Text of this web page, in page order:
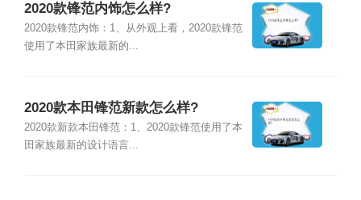
2020款锋范内饰怎么样?
2020款锋范内饰：1、从外观上看，2020款锋范
使用了本田家族最新的...
2020款本田锋范新款怎么样?
2020款新款本田锋范：1、2020款锋范使用了本
田家族最新的设计语言...